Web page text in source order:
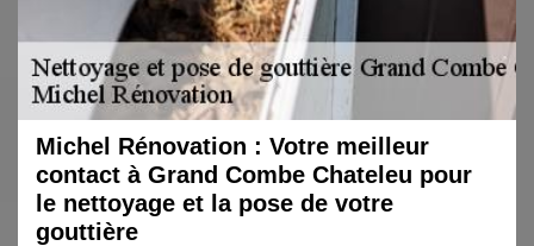
Michel Rénovation : Votre meilleur
contact à Grand Combe Chateleu pour
le nettoyage et la pose de votre
gouttière